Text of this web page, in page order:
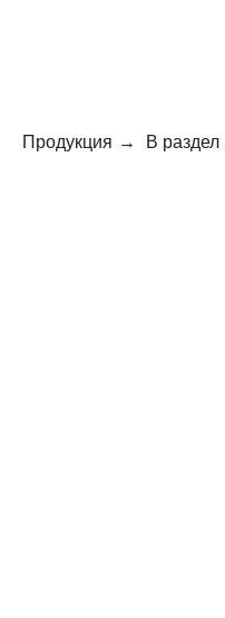
Продукция → В раздел